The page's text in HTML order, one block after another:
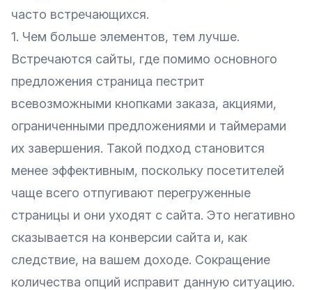
часто встречающихся.
1. Чем больше элементов, тем лучше.
Встречаются сайты, где помимо основного
предложения страница пестрит
всевозможными кнопками заказа, акциями,
ограниченными предложениями и таймерами
их завершения. Такой подход становится
менее эффективным, поскольку посетителей
чаще всего отпугивают перегруженные
страницы и они уходят с сайта. Это негативно
сказывается на конверсии сайта и, как
следствие, на вашем доходе. Сокращение
количества опций исправит данную ситуацию.